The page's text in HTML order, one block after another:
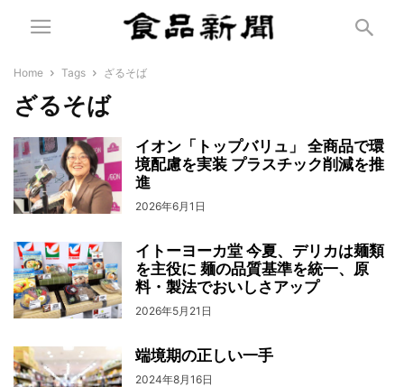
Home Tags ざるそば
ざるそば
イオン「トップバリュ」 全商品で環
境配慮を実装 プラスチック削減を推
進
2026年6月1日
イトーヨーカ堂 今夏、デリカは麺類
を主役に 麺の品質基準を統一、原
料・製法でおいしさアップ
2026年5月21日
端境期の正しい一手
2024年8月16日